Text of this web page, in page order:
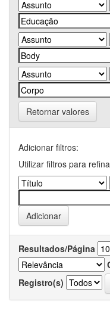
Retornar valores
Adicionar filtros:
Utilizar filtros para
Resultados/Página
Registro(s)